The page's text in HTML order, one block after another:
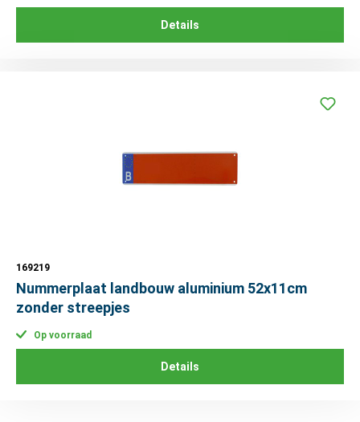
Details
169219
Nummerplaat landbouw aluminium 52x11cm
zonder streepjes
Op voorraad
Details